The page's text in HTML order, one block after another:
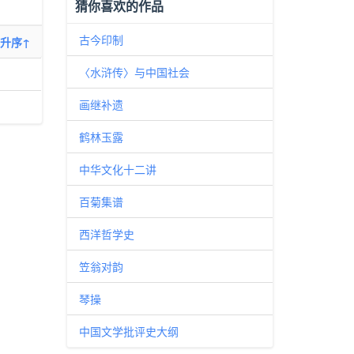
升序↑
猜你喜欢的作品
古今印制
〈水浒传〉与中国社会
画继补遗
鹤林玉露
中华文化十二讲
百菊集谱
西洋哲学史
笠翁对韵
琴操
中国文学批评史大纲